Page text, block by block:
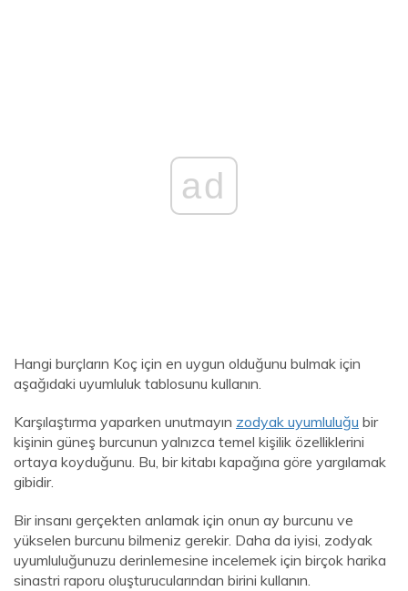
ad
Hangi burçların Koç için en uygun olduğunu bulmak için
aşağıdaki uyumluluk tablosunu kullanın.
Karşılaştırma yaparken unutmayın zodyak uyumluluğu bir
kişinin güneş burcunun yalnızca temel kişilik özelliklerini
ortaya koyduğunu. Bu, bir kitabı kapağına göre yargılamak
gibidir.
Bir insanı gerçekten anlamak için onun ay burcunu ve
yükselen burcunu bilmeniz gerekir. Daha da iyisi, zodyak
uyumluluğunuzu derinlemesine incelemek için birçok harika
sinastri raporu oluşturucularından birini kullanın.